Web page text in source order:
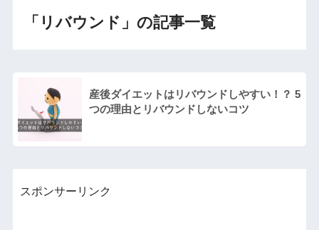
「リバウンド」の記事一覧
産後ダイエットはリバウンドしやすい！？ 5
つの理由とリバウンドしないコツ
スポンサーリンク